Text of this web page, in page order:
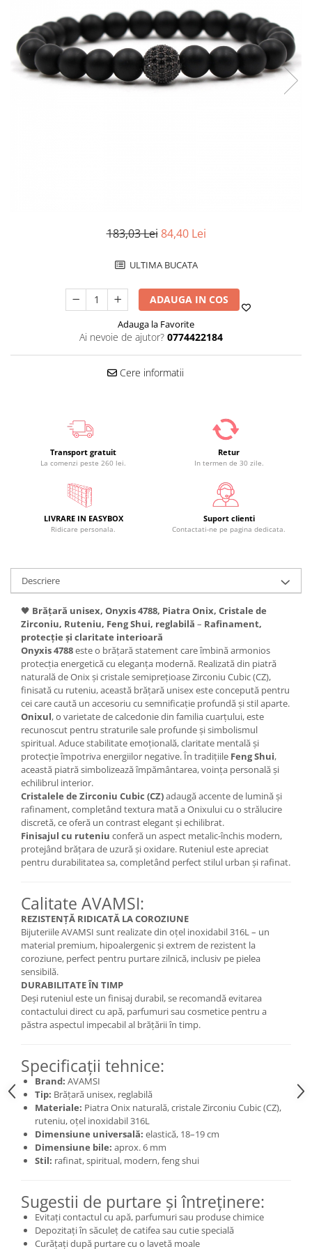
183,03 Lei 84,40 Lei
ULTIMA BUCATA
ADAUGA IN COS
Adauga la Favorite
Ai nevoie de ajutor? 0774422184
Cere informatii
Transport gratuit
La comenzi peste 260 lei.
Retur
In termen de 30 zile.
LIVRARE IN EASYBOX
Ridicare personala.
Suport clienti
Contactati-ne pe pagina dedicata.
Descriere
🖤 Brățară unisex, Onyxis 4788, Piatra Onix, Cristale de
Zirconiu, Ruteniu, Feng Shui, reglabilă – Rafinament,
protecție și claritate interioară
Onyxis 4788este o brățară statement care îmbină armonios
protecția energetică cu eleganța modernă. Realizată din piatră
naturală de Onix și cristale semiprețioase Zirconiu Cubic (CZ),
finisată cu ruteniu, această brățară unisex este concepută pentru
cei care caută un accesoriu cu semnificație profundă și stil aparte.
Onixul, o varietate de calcedonie din familia cuarțului, este
recunoscut pentru straturile sale profunde și simbolismul
spiritual. Aduce stabilitate emoțională, claritate mentală și
protecție împotriva energiilor negative. În tradițiile Feng Shui,
această piatră simbolizează împământarea, voința personală și
echilibrul interior.
Cristalele de Zirconiu Cubic (CZ)adaugă accente de lumină și
rafinament, completând textura mată a Onixului cu o strălucire
discretă, ce oferă un contrast elegant și echilibrat.
Finisajul cu ruteniu conferă un aspect metalic-închis modern,
protejând brățara de uzură și oxidare. Ruteniul este apreciat
pentru durabilitatea sa, completând perfect stilul urban și rafinat.
Calitate AVAMSI:
REZISTENȚĂ RIDICATĂ LA COROZIUNE
Bijuteriile AVAMSI sunt realizate din oțel inoxidabil 316L – un
material premium, hipoalergenic și extrem de rezistent la
coroziune, perfect pentru purtare zilnică, inclusiv pe pielea
sensibilă.
DURABILITATE ÎN TIMP
Deși ruteniul este un finisaj durabil, se recomandă evitarea
contactului direct cu apă, parfumuri sau cosmetice pentru a
păstra aspectul impecabil al brățării în timp.
Specificații tehnice:
Brand: AVAMSI
Tip: Brățară unisex, reglabilă
Materiale: Piatra Onix naturală, cristale Zirconiu Cubic (CZ),
ruteniu, oțel inoxidabil 316L
Dimensiune universală: elastică, 18–19 cm
Dimensiune bile: aprox. 6 mm
Stil: rafinat, spiritual, modern, feng shui
Sugestii de purtare și întreținere:
Evitați contactul cu apă, parfumuri sau produse chimice
Depozitați în săculeț de catifea sau cutie specială
Curățați după purtare cu o lavetă moale